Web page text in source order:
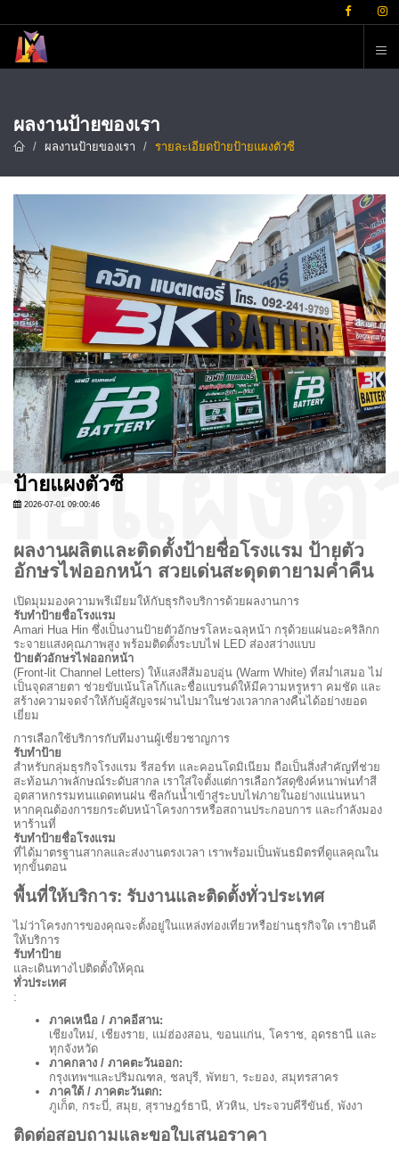
ผลงานป้ายของเรา
ผลงานป้ายของเรา รายละเอียดป้ายป้ายแผงตัวซี
ป้ายแผงตัวซี
2026-07-01 09:00:46
ผลงานผลิตและติดตั้งป้ายชื่อโรงแรม ป้ายตัว
อักษรไฟออกหน้า สวยเด่นสะดุดตายามค่ำคืน
เปิดมุมมองความพรีเมียมให้กับธุรกิจบริการด้วยผลงานการ
รับทำป้ายชื่อโรงแรม
Amari Hua Hin ซึ่งเป็นงานป้ายตัวอักษรโลหะฉลุหน้า กรุด้วยแผ่นอะคริลิกก
ระจายแสงคุณภาพสูง พร้อมติดตั้งระบบไฟ LED ส่องสว่างแบบ
ป้ายตัวอักษรไฟออกหน้า
(Front-lit Channel Letters) ให้แสงสีส้มอบอุ่น (Warm White) ที่สม่ำเสมอ ไม่
เป็นจุดสายตา ช่วยขับเน้นโลโก้และชื่อแบรนด์ให้มีความหรูหรา คมชัด และ
สร้างความจดจำให้กับผู้สัญจรผ่านไปมาในช่วงเวลากลางคืนได้อย่างยอด
เยี่ยม
การเลือกใช้บริการกับทีมงานผู้เชี่ยวชาญการ
รับทำป้าย
สำหรับกลุ่มธุรกิจโรงแรม รีสอร์ท และคอนโดมิเนียม ถือเป็นสิ่งสำคัญที่ช่วย
สะท้อนภาพลักษณ์ระดับสากล เราใส่ใจตั้งแต่การเลือกวัสดุซิงค์หนาพ่นทำสี
อุตสาหกรรมทนแดดทนฝน ซีลกันน้ำเข้าสู่ระบบไฟภายในอย่างแน่นหนา
หากคุณต้องการยกระดับหน้าโครงการหรือสถานประกอบการ และกำลังมอง
หาร้านที่
รับทำป้ายชื่อโรงแรม
ที่ได้มาตรฐานสากลและส่งงานตรงเวลา เราพร้อมเป็นพันธมิตรที่ดูแลคุณใน
ทุกขั้นตอน
พื้นที่ให้บริการ: รับงานและติดตั้งทั่วประเทศ
ไม่ว่าโครงการของคุณจะตั้งอยู่ในแหล่งท่องเที่ยวหรือย่านธุรกิจใด เรายินดี
ให้บริการ
รับทำป้าย
และเดินทางไปติดตั้งให้คุณ
ทั่วประเทศ
:
ภาคเหนือ / ภาคอีสาน:
เชียงใหม่, เชียงราย, แม่ฮ่องสอน, ขอนแก่น, โคราช, อุดรธานี และ
ทุกจังหวัด
ภาคกลาง / ภาคตะวันออก:
กรุงเทพฯและปริมณฑล, ชลบุรี, พัทยา, ระยอง, สมุทรสาคร
ภาคใต้ / ภาคตะวันตก:
ภูเก็ต, กระบี่, สมุย, สุราษฎร์ธานี, หัวหิน, ประจวบคีรีขันธ์, พังงา
ติดต่อสอบถามและขอใบเสนอราคา